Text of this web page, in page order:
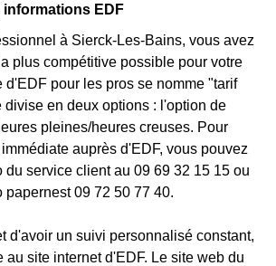
EDF
à Sierck-Les-Bains, vous avez
plus compétitive possible pour votre
d'EDF pour les pros se nomme "tarif
divise en deux options : l'option de
pleines/heures creuses. Pour
auprès d'EDF, vous pouvez
du service client au 09 69 32 15 15 ou
papernest 09 72 50 77 40.
d'avoir un suivi personnalisé constant,
au site internet d'EDF. Le site web du